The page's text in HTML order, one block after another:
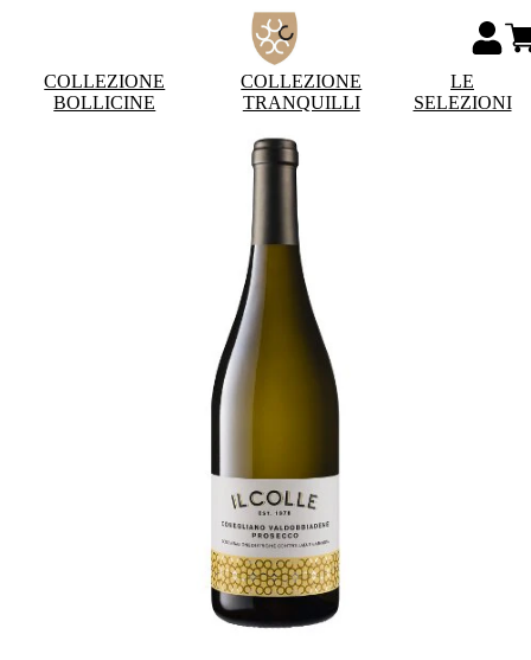
COLLEZIONE
BOLLICINE
COLLEZIONE
TRANQUILLI
LE
SELEZIONI